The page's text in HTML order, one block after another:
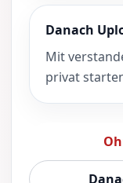
Danach
Mit
privat